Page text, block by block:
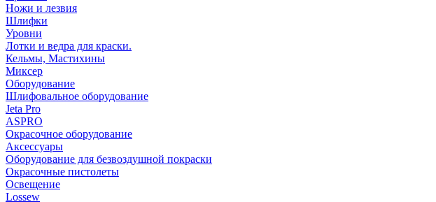
Ножи и лезвия
Шлифки
Уровни
Лотки и ведра для краски.
Кельмы, Мастихины
Миксер
Оборудование
Шлифовальное оборудование
Jeta Pro
ASPRO
Окрасочное оборудование
Аксессуары
Оборудование для безвоздушной покраски
Окрасочные пистолеты
Освещение
Lossew